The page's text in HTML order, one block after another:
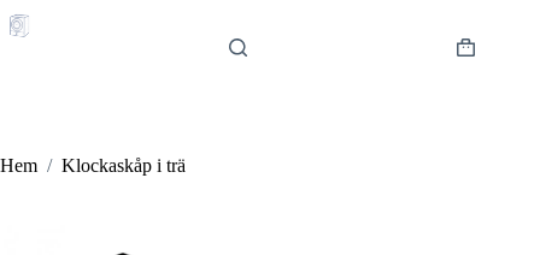
till
Varukorg
Hem / Klockaskåp i trä